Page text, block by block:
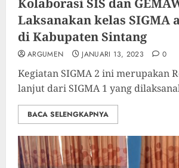
Kolaborasi SIS dan
Laksanakan kelas SIGMA
di Kabupaten Sintang
ARGUMEN JANUARI 13, 2023 0
Kegiatan SIGMA 2 ini merupakan
lanjut dari SIGMA 1 yang
BACA SELENGKAPNYA